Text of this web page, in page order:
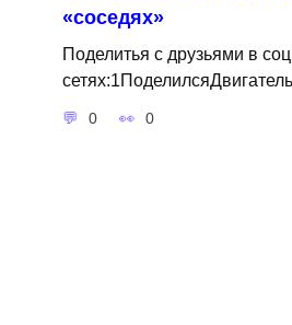
«соседях»
Поделитья с друзьями в
сетях:1ПоделилсяДвигатель
0 0